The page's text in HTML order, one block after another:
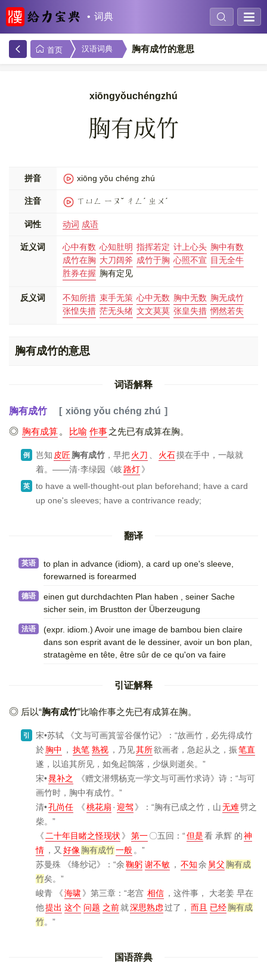
词典
首页 汉语词典 胸有成竹的意思
xiōngyǒuchéngzhú
胸有成竹
拼音 xiōng yǒu chéng zhú
注音 ㄒㄩㄥ ㄧㄡˇ ㄔㄥˊ ㄓㄨˊ
词性 动词 成语
近义词 心中有数 心知肚明 指挥若定 计上心头 胸中有数
成竹在胸 大刀阔斧 成竹于胸 心照不宣 目无全牛
胜券在握 胸有定见
反义词 不知所措 束手无策 心中无数 胸中无数 胸无成竹
张惶失措 茫无头绪 文文莫莫 张皇失措 惘然若失
胸有成竹的意思
词语解释
胸有成竹
xiōng yǒu chéng zhú
胸有成算 。 比喻 作事之先已有成算在胸。
例 岂知 皮匠胸有成竹 ，早把火刀 火石摸在手中，一敲就
着。——清·李绿园 《岐 路灯》
英
to have a well-thought-out plan beforehand; have a card
up one's sleeves; have a contrivance ready;
翻译
英语
to plan in advance (idiom)​, a card up one's sleeve,
forewarned is forearmed
德语
einen gut durchdachten Plan haben , seiner Sache
sicher sein, im Brustton der Überzeugung
法语
(expr. idiom.)​ Avoir une image de bambou bien claire
dans son esprit avant de le dessiner, avoir un bon plan,
stratagème en tête, être sûr de ce qu'on va faire
引证解释
后以“胸有成竹”比喻作事之先已有成算在胸。
引 宋•苏轼 《文与可画篔簹谷偃竹记》
：“故画竹，必先得成竹
於胸中 ， 执笔 熟视 ，乃见其所欲画者，急起从之，振笔直
遂，以追其所见，如兔起鶻落，少纵则逝矣。”
宋•晁补之 《赠文潜甥杨克一学文与可画竹求诗》 诗：“与可
画竹时，胸中有成竹。”
清•孔尚任 《桃花扇 · 迎驾 》 ：“胸有已成之竹，山无难劈之
柴。”
《 二十年目睹之怪现状 》 第一〇五回：“但是看 承辉 的神
情 ，又 好像 胸有成竹一般 。”
苏曼殊
《绛纱记》 ：“余鞠躬 谢不敏 ， 不知余 舅父 胸有成
竹矣。”
峻青
《海啸》 第三章：“老宫 相信 ，这件事， 大老姜 早在
他提出 这个 问题 之前就深思熟虑过了， 而且 已经胸有成
竹。”
国语辞典